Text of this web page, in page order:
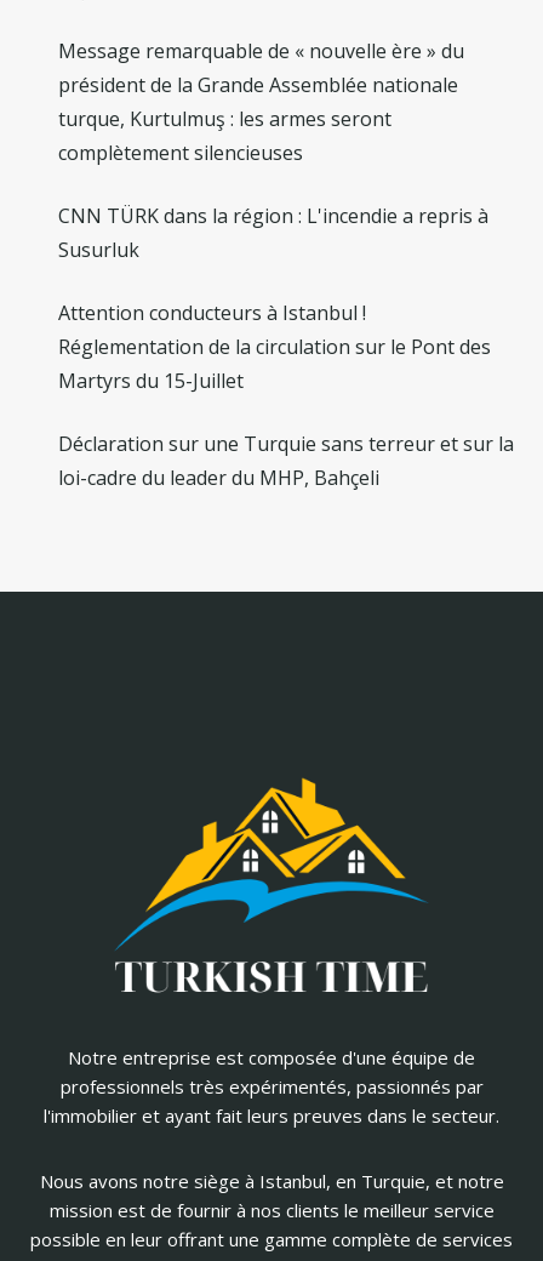
Message remarquable de « nouvelle ère » du
président de la Grande Assemblée nationale
turque, Kurtulmuş : les armes seront
complètement silencieuses
CNN TÜRK dans la région : L'incendie a repris à
Susurluk
Attention conducteurs à Istanbul !
Réglementation de la circulation sur le Pont des
Martyrs du 15-Juillet
Déclaration sur une Turquie sans terreur et sur la
loi-cadre du leader du MHP, Bahçeli
Notre entreprise est composée d'une équipe de
professionnels très expérimentés, passionnés par
l'immobilier et ayant fait leurs preuves dans le secteur.
Nous avons notre siège à Istanbul, en Turquie, et notre
mission est de fournir à nos clients le meilleur service
possible en leur offrant une gamme complète de services